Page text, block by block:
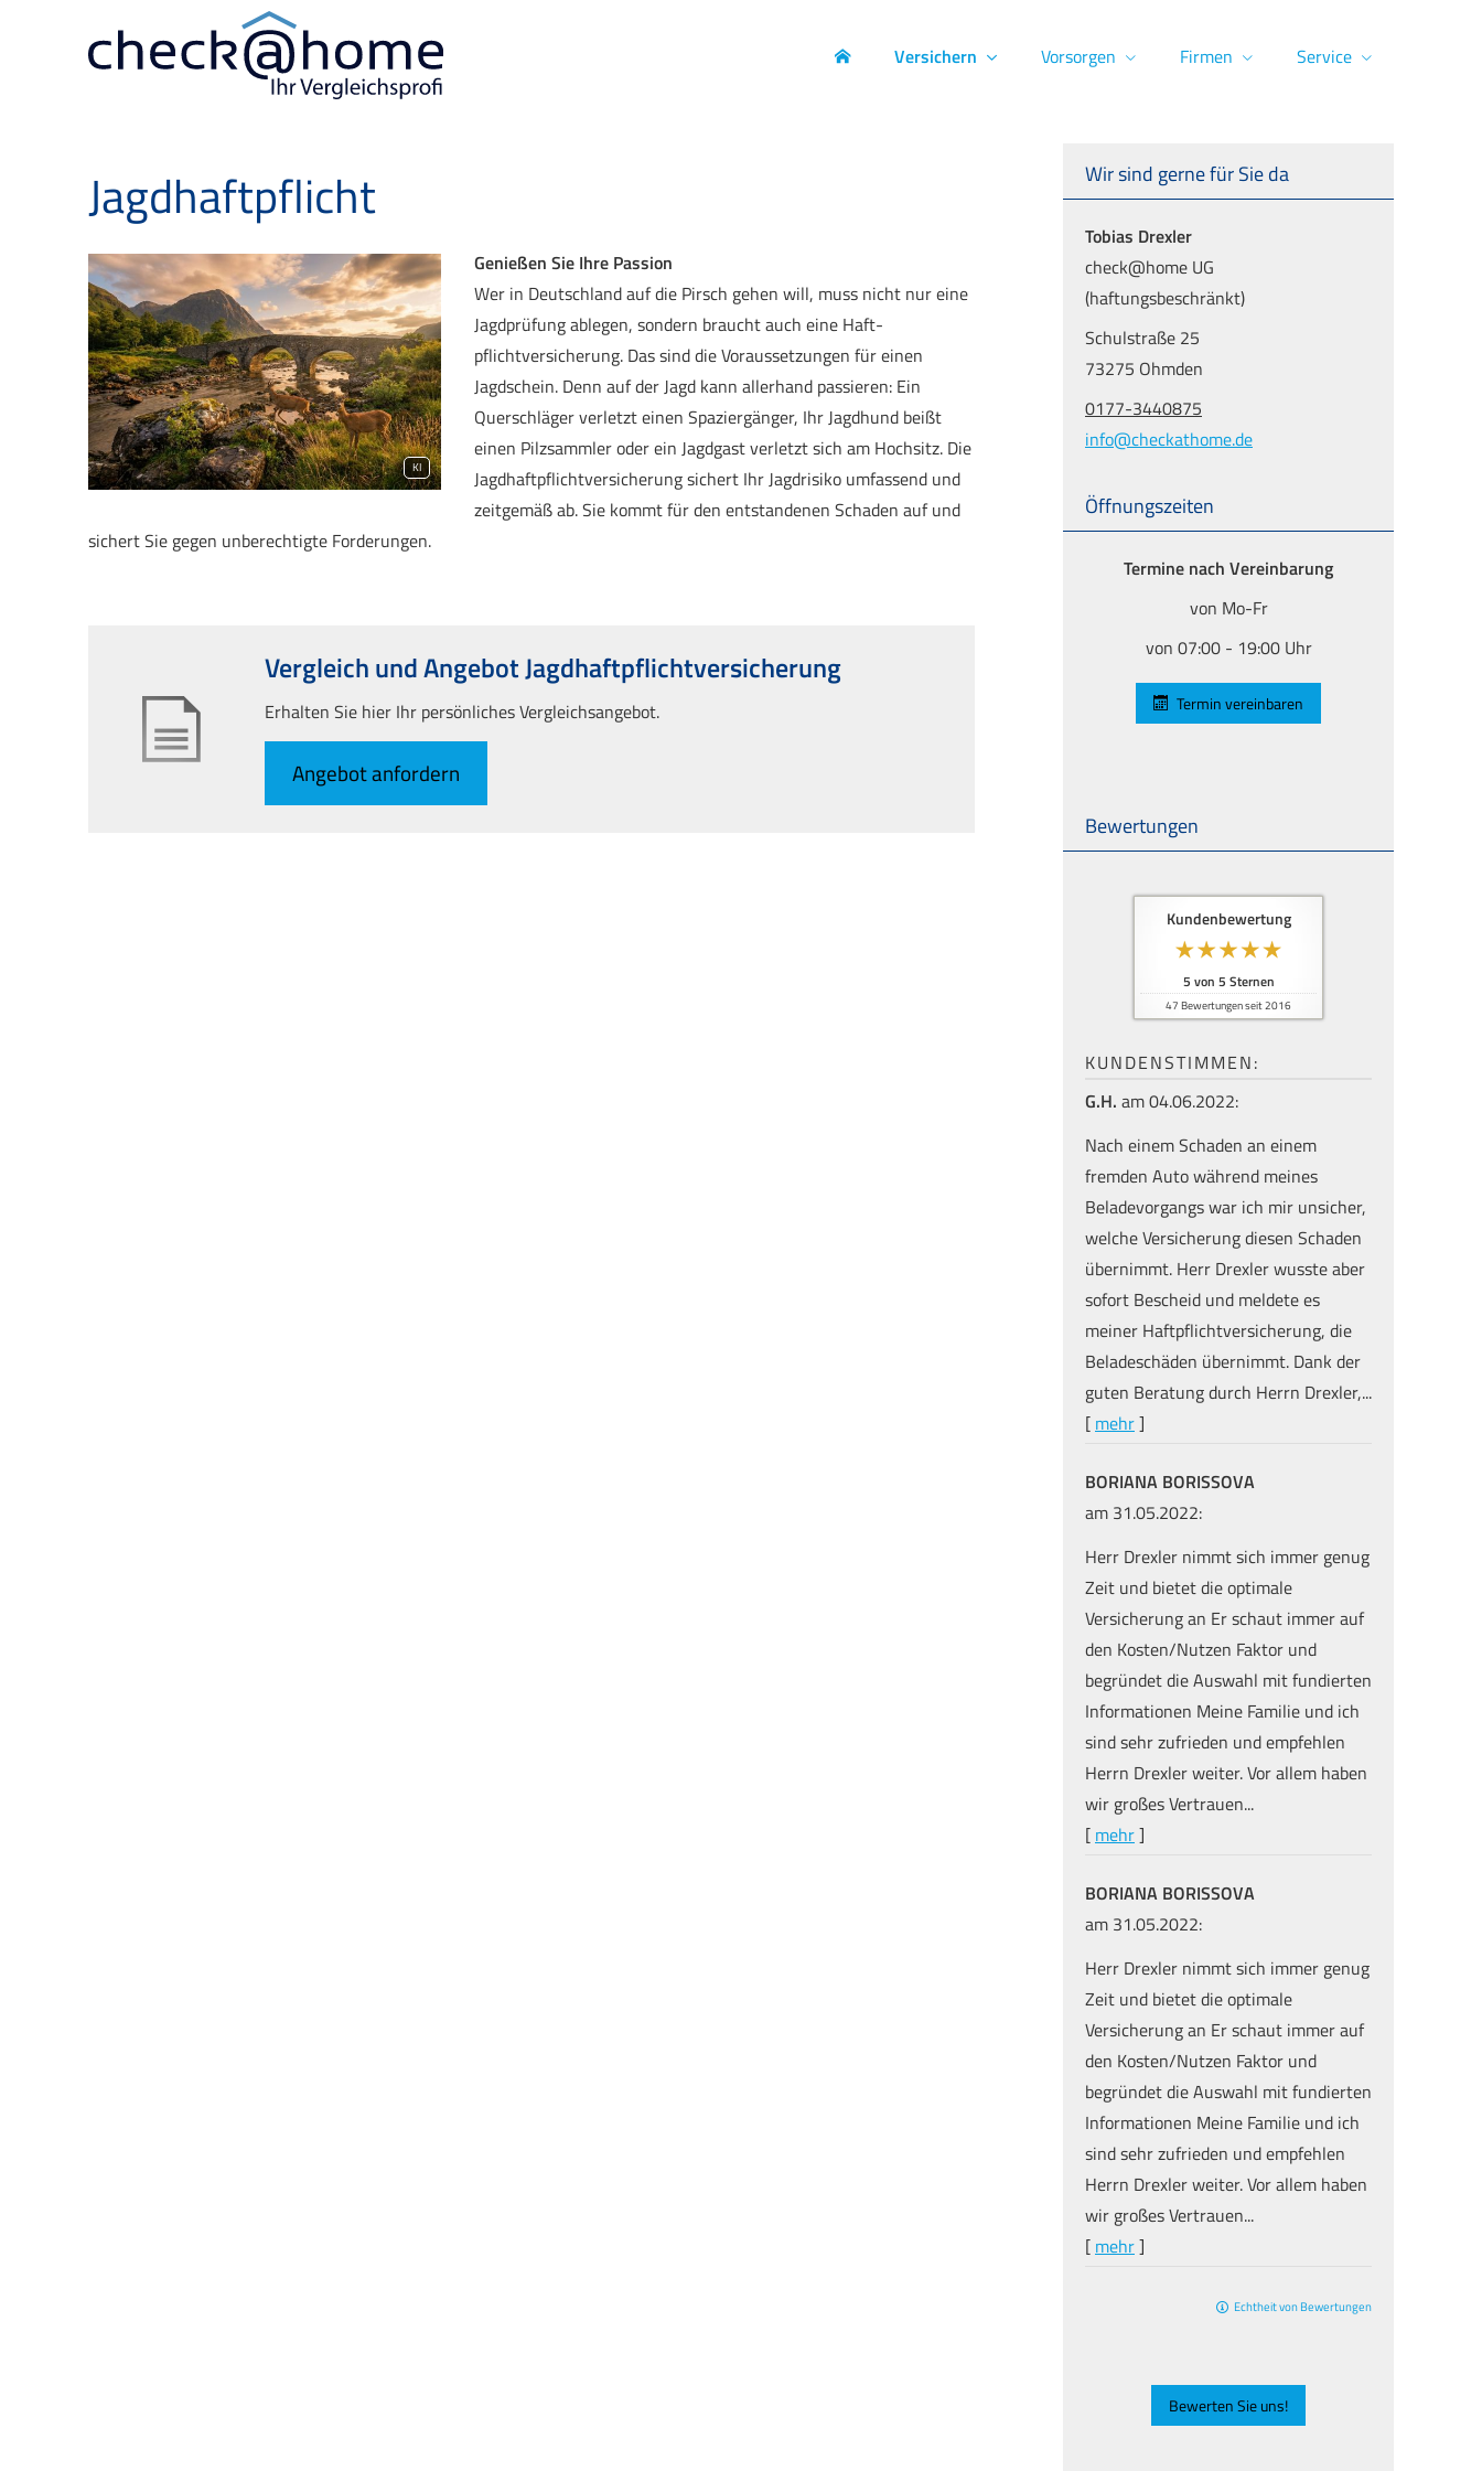
Versichern Vorsorgen Firmen Service
Wir sind gerne für Sie da
Tobias Drexler
check@home UG
(haftungsbeschränkt)
Schulstraße 25
73275 Ohmden
0177-3440875
info@checkathome.de
Öffnungszeiten
Termine nach Vereinbarung
von Mo-Fr
von 07:00 - 19:00 Uhr
Termin ver­ein­baren
Bewertungen
Kundenbewertung
5 von 5 Sternen
47 Bewertungen seit 2016
KUNDENSTIMMEN:
G.H. am 04.06.2022:
Nach einem Schaden an einem
fremden Auto während meines
Beladevorgangs war ich mir unsicher,
welche Versicherung diesen Schaden
übernimmt. Herr Drexler wusste aber
sofort Bescheid und meldete es
meiner Haft­pflichtversicherung, die
Beladeschäden übernimmt. Dank der
guten Beratung durch Herrn Drexler,...
[ mehr]
BORIANA BORISSOVA
am 31.05.2022:
Herr Drexler nimmt sich immer genug
Zeit und bietet die optimale
Versicherung an Er schaut immer auf
den Kosten/Nutzen Faktor und
begründet die Auswahl mit fundierten
Informationen Meine Familie und ich
sind sehr zufrieden und empfehlen
Herrn Drexler weiter. Vor allem haben
wir großes Vertrauen...
[ mehr]
BORIANA BORISSOVA
am 31.05.2022:
Herr Drexler nimmt sich immer genug
Zeit und bietet die optimale
Versicherung an Er schaut immer auf
den Kosten/Nutzen Faktor und
begründet die Auswahl mit fundierten
Informationen Meine Familie und ich
sind sehr zufrieden und empfehlen
Herrn Drexler weiter. Vor allem haben
wir großes Vertrauen...
[ mehr]
Echtheit von Bewertungen
Bewerten Sie uns!
Jagdhaftpflicht
KI
Genießen Sie Ihre Passion
Wer in Deutschland auf die Pirsch gehen will, muss nicht nur eine
Jagdprüfung ablegen, sondern braucht auch eine Haft­
pflichtversicherung. Das sind die Voraussetzungen für einen
Jagdschein. Denn auf der Jagd kann allerhand passieren: Ein
Querschläger verletzt einen Spaziergänger, Ihr Jagdhund beißt
einen Pilzsammler oder ein Jagdgast verletzt sich am Hochsitz. Die
Jagdhaftpflichtversicherung sichert Ihr Jagdrisiko umfassend und
zeitgemäß ab. Sie kommt für den entstandenen Schaden auf und
sichert Sie gegen unberechtigte Forderungen.
Vergleich und Angebot Jagdhaftpflichtversicherung
Erhalten Sie hier Ihr persönliches Vergleichsangebot.
An­ge­bot an­for­dern